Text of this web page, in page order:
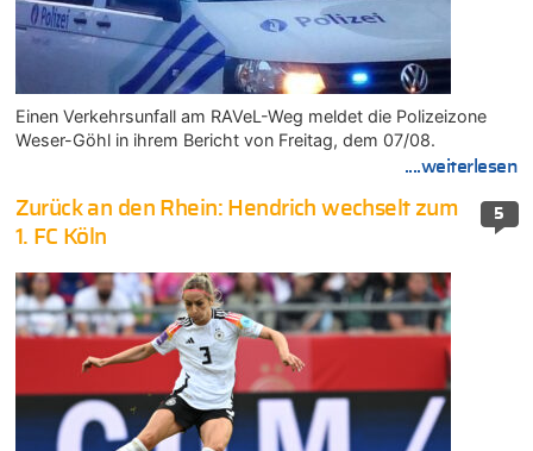
Einen Verkehrsunfall am RAVeL-Weg meldet die Polizeizone
Weser-Göhl in ihrem Bericht von Freitag, dem 07/08.
....weiterlesen
5
Zurück an den Rhein: Hendrich wechselt zum
1. FC Köln